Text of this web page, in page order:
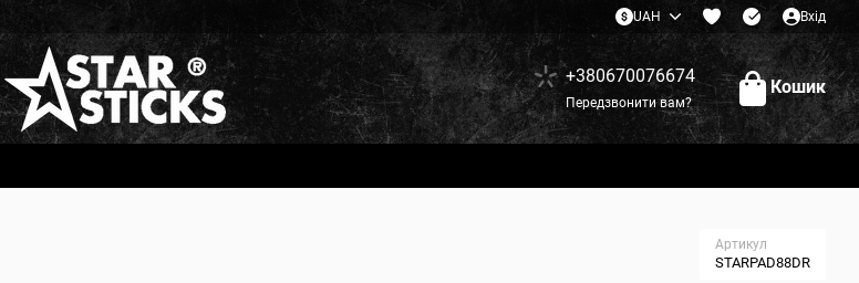
UAH Вхід
+380670076674
Передзвонити вам?
Кошик
Артикул
STARPAD88DR